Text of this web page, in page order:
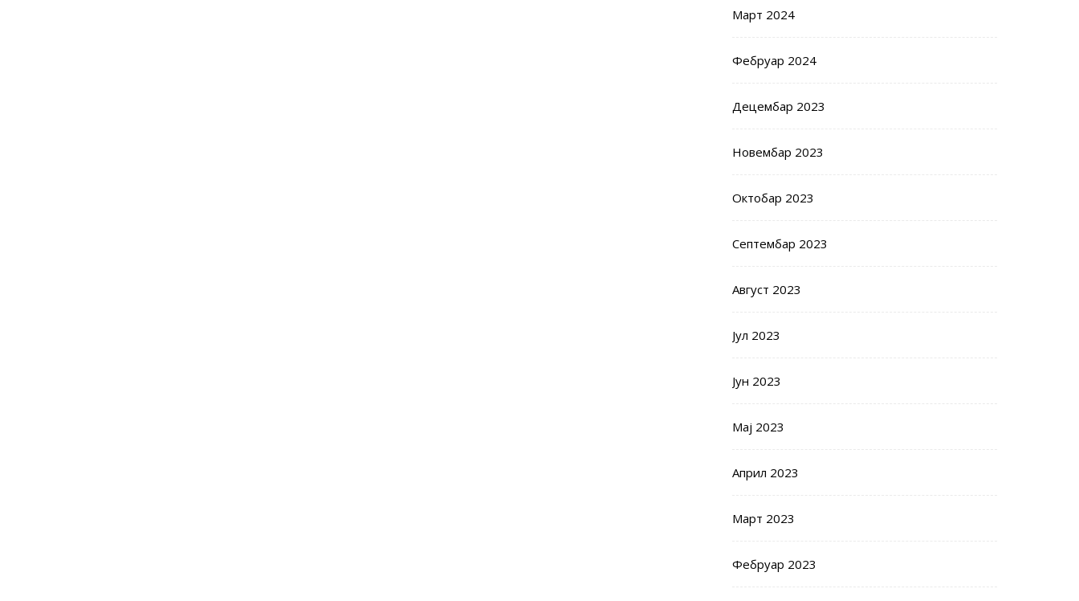
Март 2024
Фебруар 2024
Децембар 2023
Новембар 2023
Октобар 2023
Септембар 2023
Август 2023
Јул 2023
Јун 2023
Мај 2023
Април 2023
Март 2023
Фебруар 2023